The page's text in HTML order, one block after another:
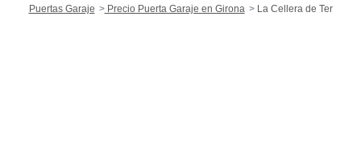
Puertas Garaje Precio Puerta Garaje en Girona La Cellera de Ter